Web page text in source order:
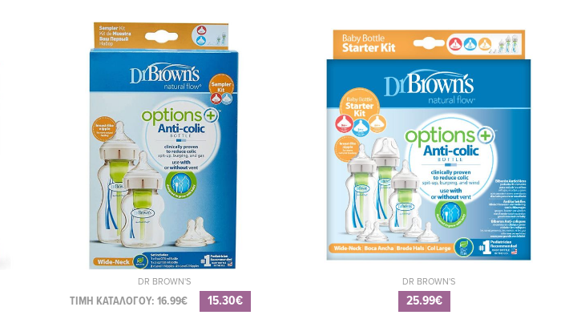
8.99€
Θηλές σιλικόνης NUVITA Υ-
cut 6m+ Flow Y 6064 NU-
ALMB0013
6.99€
Βούρτσα καθαρισμού
μπιμπερό DR BROWN'S,
χρώμα μπλε
DR BROWN'S
ΤΙΜΗ ΚΑΤΑΛΟΓΟΥ: 16.99€
15.30€
DR BROWN'S
25.99€